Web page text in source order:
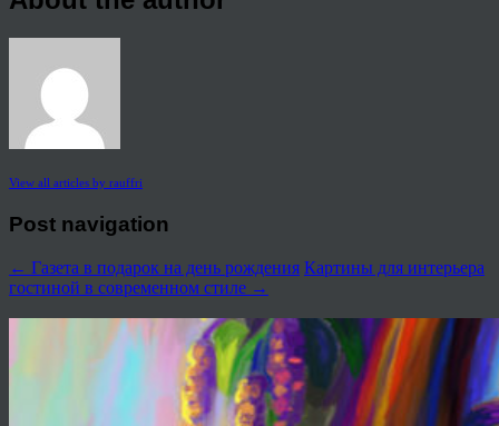
View all articles by rauffri
Post navigation
← Газета в подарок на день рождения Картины для интерьера
гостиной в современном стиле →